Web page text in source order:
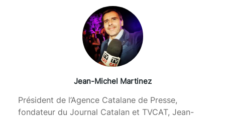
Jean-Michel Martinez
Président de l’Agence Catalane de Presse,
fondateur du Journal Catalan et TVCAT, Jean-